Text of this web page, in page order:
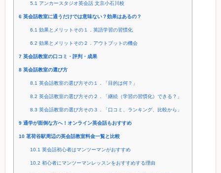
5.1 アンカースタジオ英会話 文京小石川校
6 英会話教室に通うだけでは意味ない？効果はあるの？
6.1 効果とメリットその１．英語学習の習慣化
6.2 効果とメリットその２．アウトプットの機会
7 英会話教室の口コミ・評判・成果
8 英会話教室の選び方
8.1 英会話教室の選び方その１．「目的は何？」
8.2 英会話教室の選び方その２．「継続（学習の習慣化）できる？」
8.3 英会話教室の選び方その３．「口コミ、ランキング、比較から」
9 通学が面倒な方へ！オンライン英会話もおすすめ
10 茗荷谷駅周辺の英会話教室料金一覧と比較
10.1 英会話初心者はマンツーマンがおすすめ
10.2 初心者にマンツーマンレッスンをおすすめする理由